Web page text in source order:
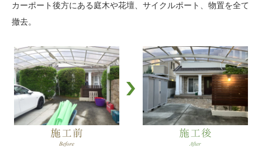
カーポート後方にある庭木や花壇、サイクルポート、物置を全て
撤去。